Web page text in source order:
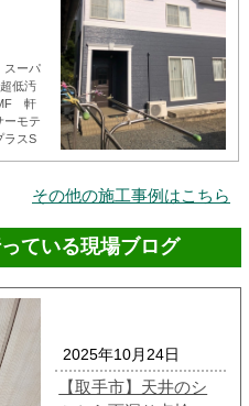
スーパ
低汚
軒
モテ
ラスS
その他の施工事例はこちら
ている現場ブログ
2025年10月24日
【取手市】天井のシ